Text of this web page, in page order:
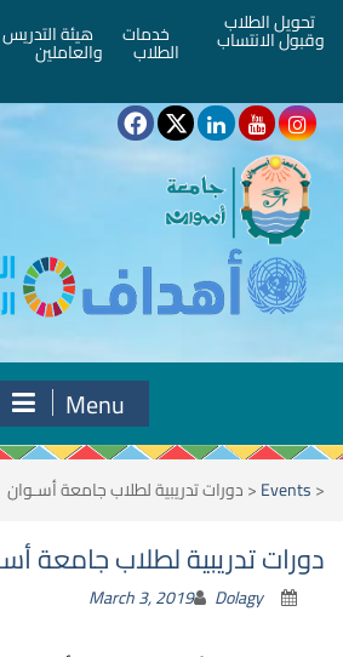
تحويل الطلاب
وقبول الانتساب خدمات
الطلاب
هيئة التدريس
والعاملين
Menu
<
Events
<دورات تدريبية لطلاب جامعة أسـوان
دورات تدريبية لطلاب جامعة
March 3, 2019 Dolagy